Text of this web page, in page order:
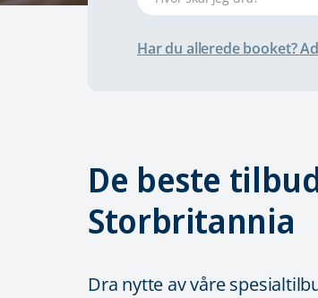
Har du allerede booket?
De beste
Storbritannia
Dra nytte av våre